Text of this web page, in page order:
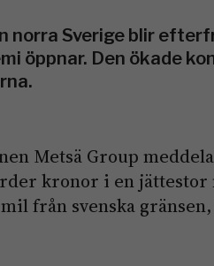
norra Sverige blir
öppnar. Den ökade
Metsä Group
kronor i en jättestor
från svenska